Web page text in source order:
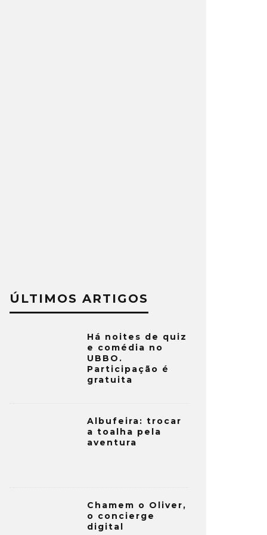
ÚLTIMOS ARTIGOS
Há noites de quiz
e comédia no
UBBO.
Participação é
gratuita
Albufeira: trocar
a toalha pela
aventura
Chamem o Oliver,
o concierge
digital